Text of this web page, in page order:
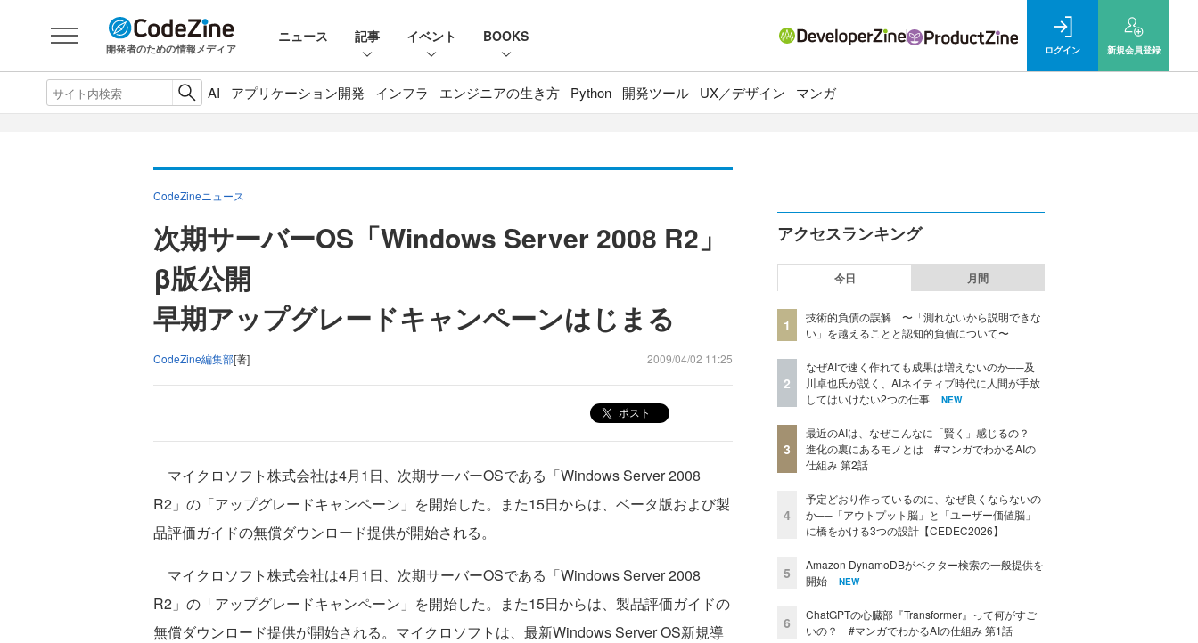
開発者のための情報メディア
ニュース 記事 イベント BOOKS
ログイン 新規会員登録
AI アプリケーション開発 インフラ エンジニアの生き方 Python 開発ツール UX／デザイン マンガ
CodeZineニュース
次期サーバーOS「Windows Server 2008 R2」
β版公開
早期アップグレードキャンペーンはじまる
CodeZine編集部[著] 2009/04/02 11:25
ポスト
マイクロソフト株式会社は4月1日、次期サーバーOSである「Windows Server 2008
R2」の「アップグレードキャンペーン」を開始した。また15日からは、ベータ版および製
品評価ガイドの無償ダウンロード提供が開始される。
マイクロソフト株式会社は4月1日、次期サーバーOSである「Windows Server 2008
R2」の「アップグレードキャンペーン」を開始した。また15日からは、製品評価ガイドの
無償ダウンロード提供が開始される。マイクロソフトは、最新Windows Server OS新規導
アクセスランキング
今日 月間
1
技術的負債の誤解 〜「測れないから説明できな
い」を越えることと認知的負債について〜
2
なぜAIで速く作れても成果は増えないのか──及
川卓也氏が説く、AIネイティブ時代に人間が手放
してはいけない2つの仕事
NEW
3
最近のAIは、なぜこんなに「賢く」感じるの？
進化の裏にあるモノとは #マンガでわかるAIの
仕組み 第2話
4
予定どおり作っているのに、なぜ良くならないの
か──「アウトプット脳」と「ユーザー価値脳」
に橋をかける3つの設計【CEDEC2026】
5
Amazon DynamoDBがベクター検索の一般提供を
開始
NEW
6
ChatGPTの心臓部『Transformer』って何がすご
いの？ #マンガでわかるAIの仕組み 第1話